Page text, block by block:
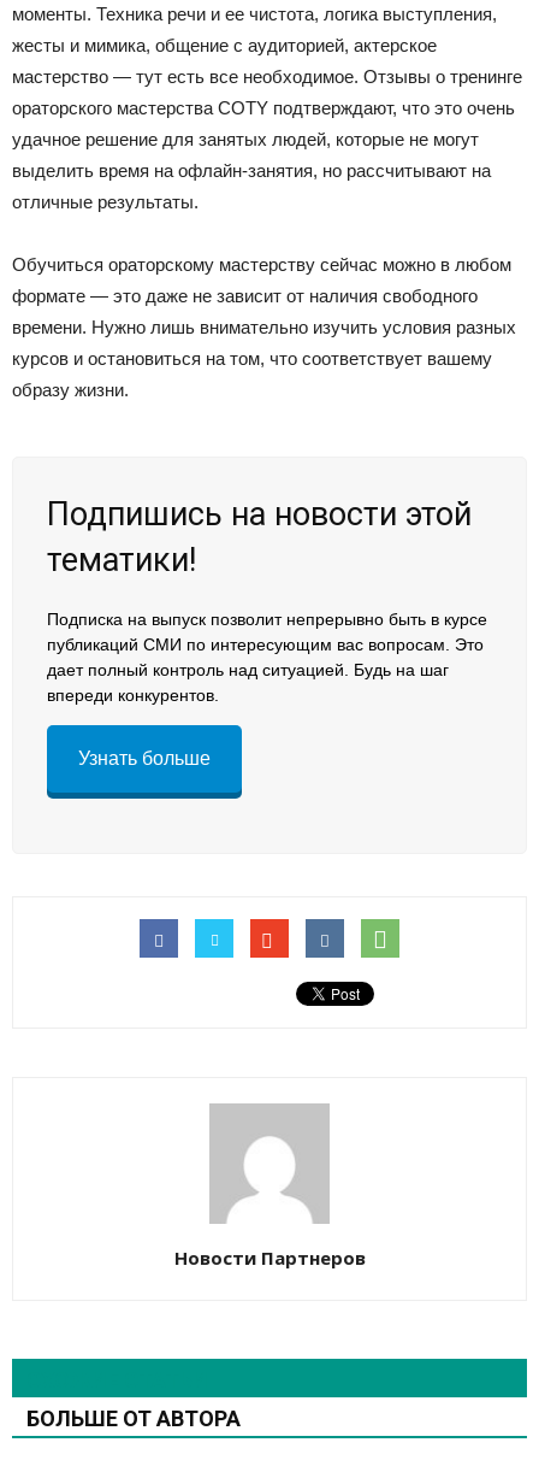
моменты. Техника речи и ее чистота, логика выступления,
жесты и мимика, общение с аудиторией, актерское
мастерство — тут есть все необходимое. Отзывы о тренинге
ораторского мастерства COTY подтверждают, что это очень
удачное решение для занятых людей, которые не могут
выделить время на офлайн-занятия, но рассчитывают на
отличные результаты.
Обучиться ораторскому мастерству сейчас можно в любом
формате — это даже не зависит от наличия свободного
времени. Нужно лишь внимательно изучить условия разных
курсов и остановиться на том, что соответствует вашему
образу жизни.
Подпишись на новости этой
тематики!
Подписка на выпуск позволит непрерывно быть в курсе
публикаций СМИ по интересующим вас вопросам. Это
дает полный контроль над ситуацией. Будь на шаг
впереди конкурентов.
Узнать больше
Новости Партнеров
БОЛЬШЕ ОТ АВТОРА